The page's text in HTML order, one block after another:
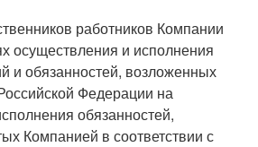
работников Компании
осуществления и исполнения
и обязанностей, возложенных
Федерации на
обязанностей,
Компанией в соответствии с